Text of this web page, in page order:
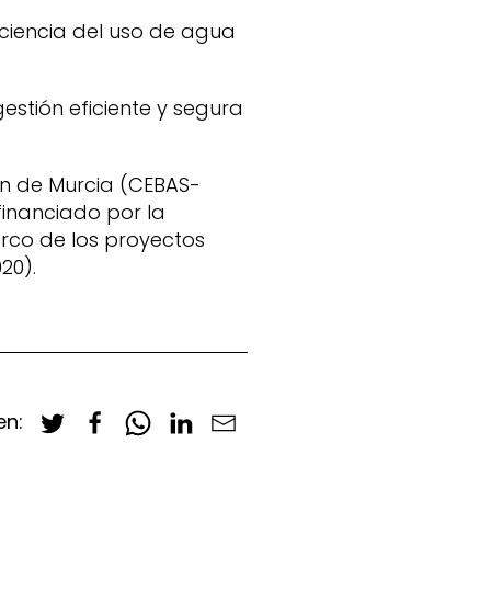
del uso de agua
eficiente y segura
Murcia (CEBAS-
financiado por la
de los proyectos